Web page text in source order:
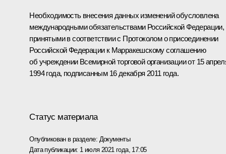
Необходимость внесения данных изменений обусловлена
международными обязательствами Российской Федерации,
принятыми в соответствии с Протоколом о присоединении
Российской Федерации к Марракешскому соглашению
об учреждении Всемирной торговой организации от 15
1994 года, подписанным 16 декабря 2011 года.
Статус материала
Опубликован в разделе: Документы
Дата публикации: 1 июля 2021 года, 17:05